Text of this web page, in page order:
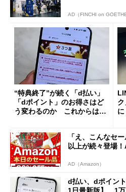
AD（FINCHI on GOETHE
“特典終了”が続く「d払い」
「dポイント」のお得さはど
う変わるのか これからは
「え、こんなセ
以上が続々登場
AD（Amazon）
d払い、dポイン